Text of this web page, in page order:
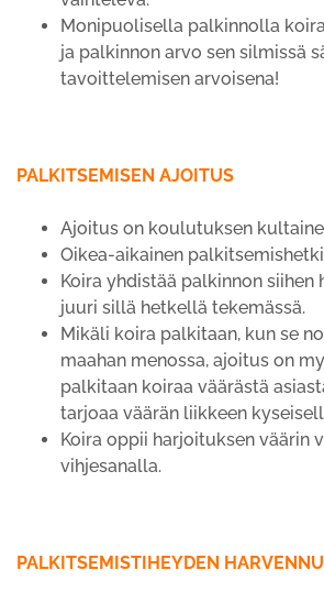
Monipuolisella palkinnolla
ja palkinnon arvo sen silmissä
tavoittelemisen arvoisena!
PALKITSEMISEN AJOITUS
Ajoitus on koulutuksen
Oikea-aikainen palkitsemishetki
Koira yhdistää palkinnon siihen
juuri sillä hetkellä tekemässä.
Mikäli koira palkitaan, kun se
maahan menossa, ajoitus on
palkitaan koiraa väärästä
tarjoaa väärän liikkeen
Koira oppii harjoituksen väärin
vihjesanalla.
PALKITSEMISTIHEYDEN